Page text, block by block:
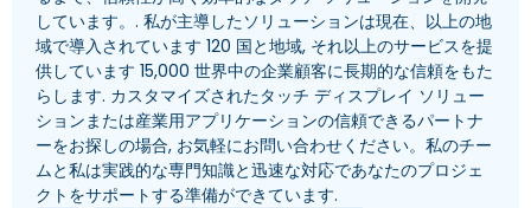
しています。. 私が主導したソリューションは現在、以上の地
域で導入されています 120 国と地域, それ以上のサービスを提
供しています 15,000 世界中の企業顧客に長期的な信頼をもた
らします. カスタマイズされたタッチ ディスプレイ ソリュー
ションまたは産業用アプリケーションの信頼できるパートナ
ーをお探しの場合, お気軽にお問い合わせください。私のチー
ムと私は実践的な専門知識と迅速な対応であなたのプロジェ
クトをサポートする準備ができています.